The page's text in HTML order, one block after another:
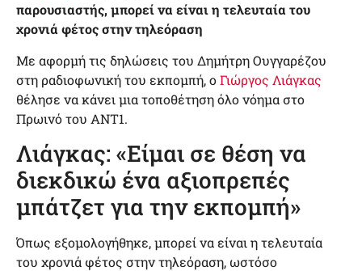
παρουσιαστής, μπορεί να είναι η τελευταία του
χρονιά φέτος στην τηλεόραση
Με αφορμή τις δηλώσεις του Δημήτρη Ουγγαρέζου
στη ραδιοφωνική του εκπομπή, οΓιώργος Λιάγκας
θέλησε να κάνει μια τοποθέτηση όλο νόημα στο
Πρωινό του ΑΝΤ1.
Λιάγκας: «Είμαι σε θέση να
διεκδικώ ένα αξιοπρεπές
μπάτζετ για την εκπομπή»
Όπως εξομολογήθηκε, μπορεί να είναι η τελευταία
του χρονιά φέτος στην τηλεόραση, ωστόσο